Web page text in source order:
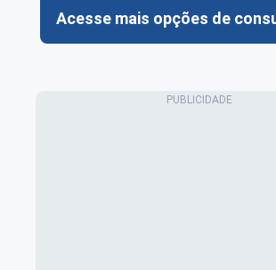
Acesse mais opções de